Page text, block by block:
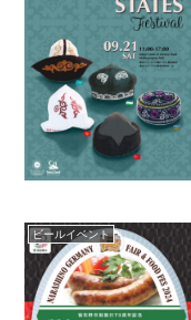
ビールイベント